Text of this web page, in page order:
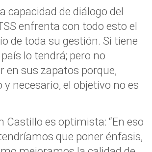
capacidad de diálogo del
enfrenta con todo esto el
de toda su gestión. Si tiene
lo tendrá; pero no
en sus zapatos porque,
necesario, el objetivo no es
Castillo es optimista: “En eso
que poner énfasis,